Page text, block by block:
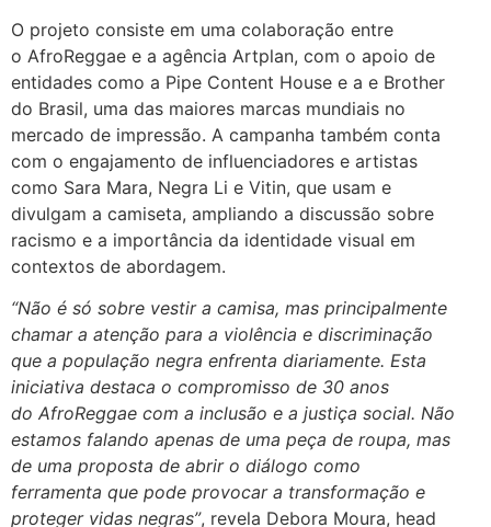
O projeto consiste em uma colaboração entre
o AfroReggae e a agência Artplan, com o apoio de
entidades como a Pipe Content House e a e Brother
do Brasil, uma das maiores marcas mundiais no
mercado de impressão. A campanha também conta
com o engajamento de influenciadores e artistas
como Sara Mara, Negra Li e Vitin, que usam e
divulgam a camiseta, ampliando a discussão sobre
racismo e a importância da identidade visual em
contextos de abordagem.
“Não é só sobre vestir a camisa, mas principalmente
chamar a atenção para a violência e discriminação
que a população negra enfrenta diariamente. Esta
iniciativa destaca o compromisso de 30 anos
do AfroReggae com a inclusão e a justiça social. Não
estamos falando apenas de uma peça de roupa, mas
de uma proposta de abrir o diálogo como
ferramenta que pode provocar a transformação e
proteger vidas negras”, revela Debora Moura, head